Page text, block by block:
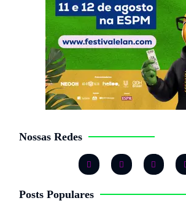
Nossas Redes
Posts Populares